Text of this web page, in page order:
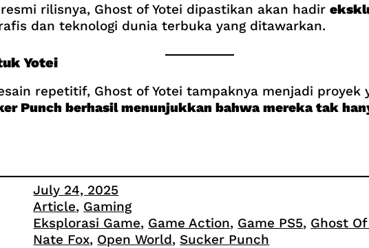
rilisnya, Ghost of Yotei dipastikan akan hadir
dan teknologi dunia terbuka yang ditawarkan.
Yotei
repetitif, Ghost of Yotei tampaknya menjadi
Punch berhasil menunjukkan bahwa mereka tak
July 24, 2025
Article, Gaming
Eksplorasi Game, Game Action, Game PS5, Ghost
Nate Fox, Open World, Sucker Punch